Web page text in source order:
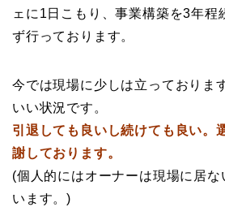
ェに1日こもり、事業構築を3年程
ず行っております。
今では現場に少しは立っておりま
いい状況です。
引退しても良いし続けても良い。
謝しております。
(個人的にはオーナーは現場に居な
います。)